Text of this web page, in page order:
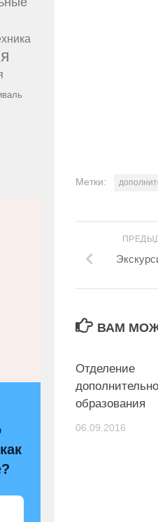
Метки:
ВАМ
Отделение
образования
06.09.2016